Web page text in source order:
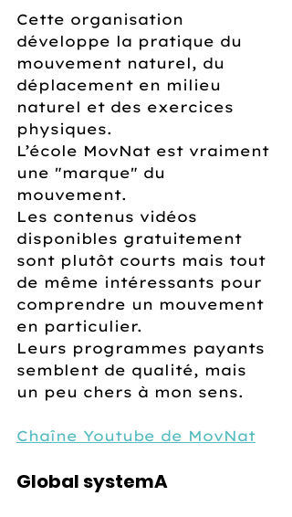
Cette organisation
développe la pratique du
mouvement naturel, du
déplacement en milieu
naturel et des exercices
physiques.
L’école MovNat est vraiment
une "marque" du
mouvement.
Les contenus vidéos
disponibles gratuitement
sont plutôt courts mais tout
de même intéressants pour
comprendre un mouvement
en particulier.
Leurs programmes payants
semblent de qualité, mais
un peu chers à mon sens.
Chaîne Youtube de MovNat
Global systemA